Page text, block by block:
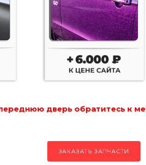
дверь обратитесь к
ЗАКАЗАТЬ ЗАПЧАСТИ